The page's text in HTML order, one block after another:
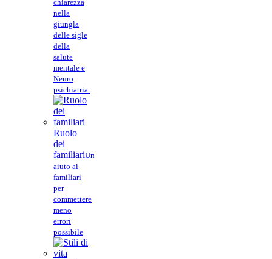
chiarezza
nella
giungla
delle sigle
della
salute
mentale e
Neuro
psichiatria.
Ruolo
dei
familiariUn
aiuto ai
familiari
per
commettere
meno
errori
possibile